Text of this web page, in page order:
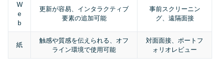
W
e
b
更新が容易、インタラクティブ
要素の追加可能
事前スクリーニン
グ、遠隔面接
紙
触感や質感を伝えられる、オフ
ライン環境で使用可能
対面面接、ポートフ
ォリオレビュー